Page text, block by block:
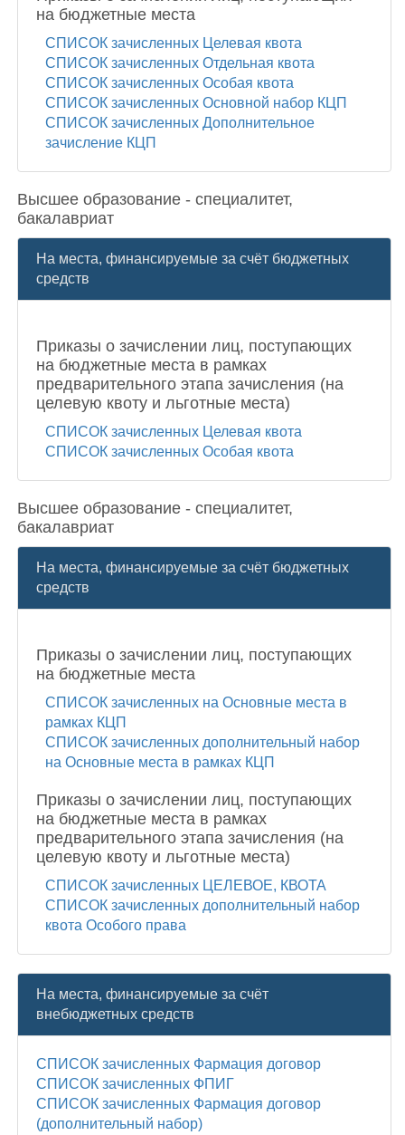
на бюджетные места
СПИСОК зачисленных Целевая квота
СПИСОК зачисленных Отдельная квота
СПИСОК зачисленных Особая квота
СПИСОК зачисленных Основной набор КЦП
СПИСОК зачисленных Дополнительное
зачисление КЦП
Высшее образование - специалитет,
бакалавриат
На места, финансируемые за счёт бюджетных
средств
Приказы о зачислении лиц, поступающих
на бюджетные места в рамках
предварительного этапа зачисления (на
целевую квоту и льготные места)
СПИСОК зачисленных Целевая квота
СПИСОК зачисленных Особая квота
Высшее образование - специалитет,
бакалавриат
На места, финансируемые за счёт бюджетных
средств
Приказы о зачислении лиц, поступающих
на бюджетные места
СПИСОК зачисленных на Основные места в
рамках КЦП
СПИСОК зачисленных дополнительный набор
на Основные места в рамках КЦП
Приказы о зачислении лиц, поступающих
на бюджетные места в рамках
предварительного этапа зачисления (на
целевую квоту и льготные места)
СПИСОК зачисленных ЦЕЛЕВОЕ, КВОТА
СПИСОК зачисленных дополнительный набор
квота Особого права
На места, финансируемые за счёт
внебюджетных средств
СПИСОК зачисленных Фармация договор
СПИСОК зачисленных ФПИГ
СПИСОК зачисленных Фармация договор
(дополнительный набор)